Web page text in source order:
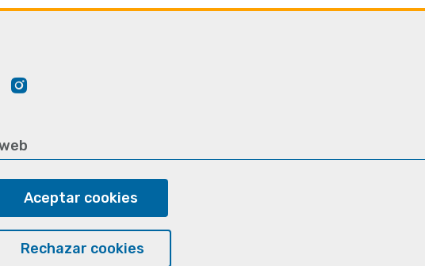
Aceptar cookies
Rechazar cookies